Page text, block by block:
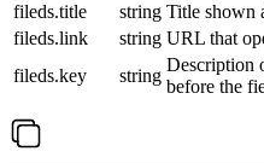
fileds.title
string Title shown
fileds.link
string URL that
fileds.key
string
Description
before the